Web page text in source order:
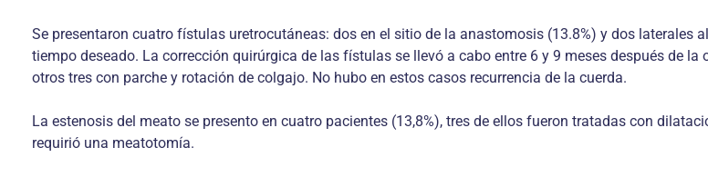
Se presentaron cuatro fístulas uretrocutáneas: dos en el sitio de la anastomosis (13.8%) y dos laterales
tiempo deseado. La corrección quirúrgica de las fístulas se llevó a cabo entre 6 y 9 meses después de
otros tres con parche y rotación de colgajo. No hubo en estos casos recurrencia de la cuerda.
La estenosis del meato se presento en cuatro pacientes (13,8%), tres de ellos fueron tratadas con
requirió una meatotomía.